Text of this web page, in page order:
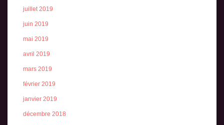
juillet 2019
juin 2019
mai 2019
avril 2019
mars 2019
février 2019
janvier 2019
décembre 2018